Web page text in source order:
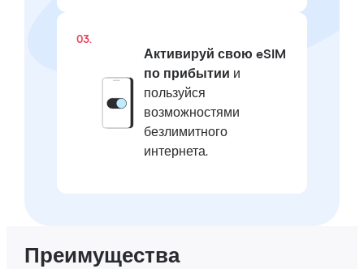
03.
Активируй свою eSIM
по прибытии и
пользуйся
возможностями
безлимитного
интернета.
Преимущества